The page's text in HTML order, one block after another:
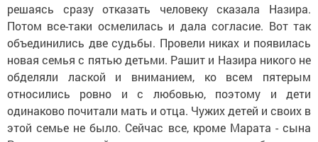
решаясь сразу отказать человеку сказала Назира.
Потом все-таки осмелилась и дала согласие. Вот так
объединились две судьбы. Провели никах и появилась
новая семья с пятью детьми. Рашит и Назира никого не
обделяли лаской и вниманием, ко всем пятерым
относились ровно и с любовью, поэтому и дети
одинаково почитали мать и отца. Чужих детей и своих в
этой семье не было. Сейчас все, кроме Марата - сына